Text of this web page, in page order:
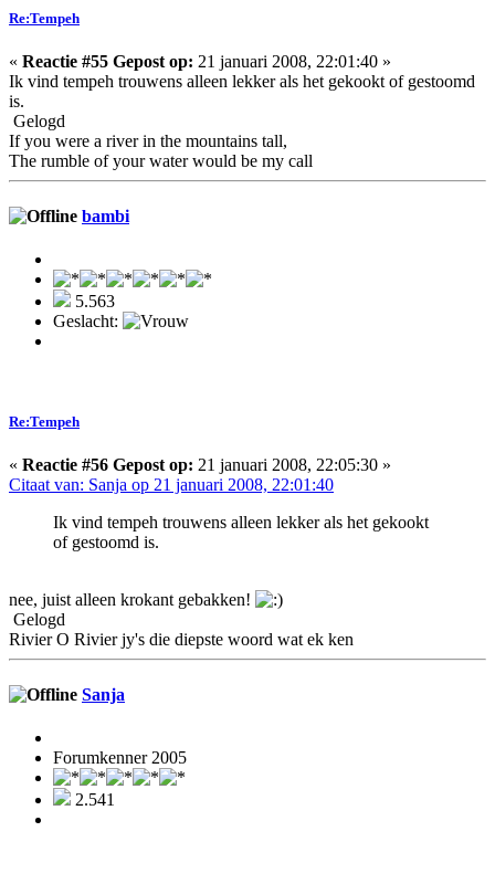
Re:Tempeh
« Reactie #55 Gepost op: 21 januari 2008, 22:01:40 »
Ik vind tempeh trouwens alleen lekker als het gekookt of gestoomd
is.
Gelogd
If you were a river in the mountains tall,
The rumble of your water would be my call
bambi
5.563
Geslacht:
Re:Tempeh
« Reactie #56 Gepost op: 21 januari 2008, 22:05:30 »
Citaat van: Sanja op 21 januari 2008, 22:01:40
Ik vind tempeh trouwens alleen lekker als het gekookt
of gestoomd is.
nee, juist alleen krokant gebakken!
Gelogd
Rivier O Rivier jy's die diepste woord wat ek ken
Sanja
Forumkenner 2005
2.541